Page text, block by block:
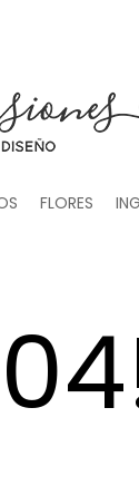
FLORES